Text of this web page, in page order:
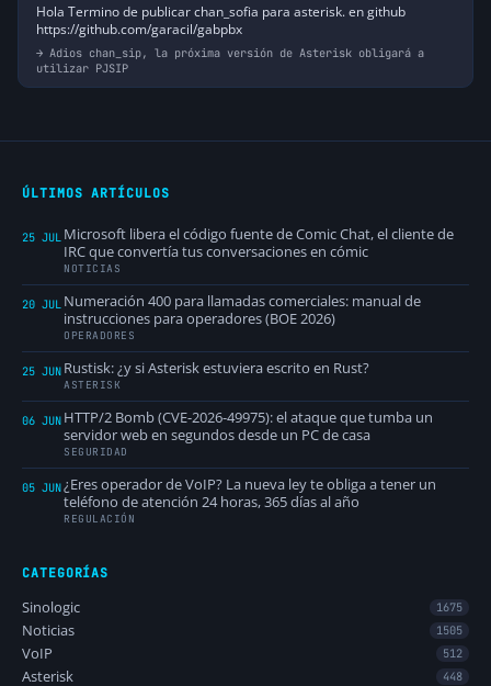
Hola Termino de publicar chan_sofia para asterisk. en github
https://github.com/garacil/gabpbx
Adios chan_sip, la próxima versión de Asterisk obligará a
utilizar PJSIP
ÚLTIMOS ARTÍCULOS
25 JUL Microsoft libera el código fuente de Comic Chat, el cliente de
IRC que convertía tus conversaciones en cómic
NOTICIAS
20 JUL Numeración 400 para llamadas comerciales: manual de
instrucciones para operadores (BOE 2026)
OPERADORES
25 JUN Rustisk: ¿y si Asterisk estuviera escrito en Rust?
ASTERISK
06 JUN HTTP/2 Bomb (CVE-2026-49975): el ataque que tumba un
servidor web en segundos desde un PC de casa
SEGURIDAD
05 JUN¿Eres operador de VoIP? La nueva ley te obliga a tener un
teléfono de atención 24 horas, 365 días al año
REGULACIÓN
CATEGORÍAS
Sinologic 1675
Noticias 1505
VoIP 512
Asterisk 448